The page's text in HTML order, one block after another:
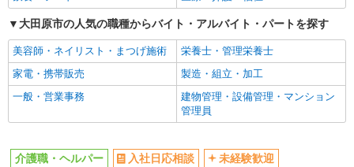
エルダー（50代～）活躍中
シニア（60代～）活躍中
高収入・高額
ボーナス・賞与あり
昇給あり
完全週休2日制
フルタイム歓迎
禁煙・分煙
車通勤OK
残業少なめ（月20h未満）
交通費支給
大田原市の人気の職種からバイト・アルバイト・パートを探す
美容師・ネイリスト・まつげ施術
栄養士・管理栄養士
家電・携帯販売
製造・組立・加工
一般・営業事務
建物管理・設備管理・マンション
管理員
介護職・ヘルパー 入社日応相談
未経験歓迎